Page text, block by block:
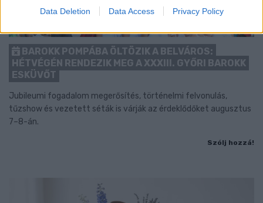
Data Deletion Data Access Privacy Policy
BAROKK POMPÁBA ÖLTÖZIK A BELVÁROS:
HÉTVÉGÉN RENDEZIK MEG A XXXIII. GYŐRI BAROKK
ESKÜVŐT
Jubileumi fogadalom megerősítés, történelmi felvonulás,
tűzshow és vezetett séták is várják az érdeklődőket augusztus
7–8-án.
Szólj hozzá!